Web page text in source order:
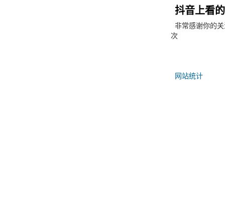
抖音上看的
非常感谢你的
次
网站统计